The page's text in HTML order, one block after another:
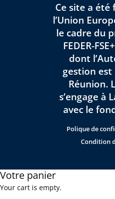
Ce site a été
l’Union
le cadre du
FEDER-
dont
gestion est
Réunion.
s’engage à
avec le
Polique de
Condition
Votre panier
Your cart is empty.